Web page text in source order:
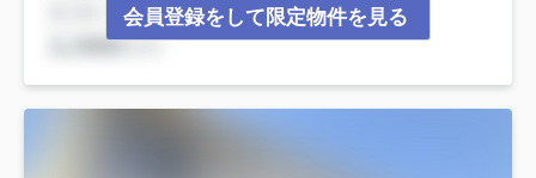
会員登録をして限定物件を見る